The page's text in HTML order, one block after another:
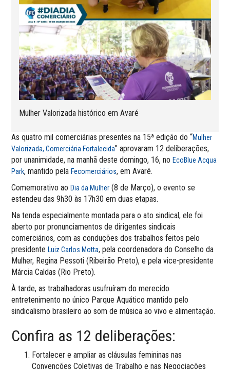
Mulher Valorizada histórico em Avaré
As quatro mil comerciárias presentes na 15ª edição do “Mulher
Valorizada, Comerciária Fortalecida” aprovaram 12 deliberações,
por unanimidade, na manhã deste domingo, 16, noEcoBlue Acqua
Park, mantido pelaFecomerciários, em Avaré.
Comemorativo aoDia da Mulher (8 de Março), o evento se
estendeu das 9h30 às 17h30 em duas etapas.
Na tenda especialmente montada para o ato sindical, ele foi
aberto por pronunciamentos de dirigentes sindicais
comerciários, com as conduções dos trabalhos feitos pelo
presidenteLuiz Carlos Motta, pela coordenadora do Conselho da
Mulher, Regina Pessoti (Ribeirão Preto), e pela vice-presidente
Márcia Caldas (Rio Preto).
À tarde, as trabalhadoras usufruíram do merecido
entretenimento no único Parque Aquático mantido pelo
sindicalismo brasileiro ao som de música ao vivo e alimentação.
Confira as 12 deliberações:
Fortalecer e ampliar as cláusulas femininas nas
Convenções Coletivas de Trabalho e nas Negociações